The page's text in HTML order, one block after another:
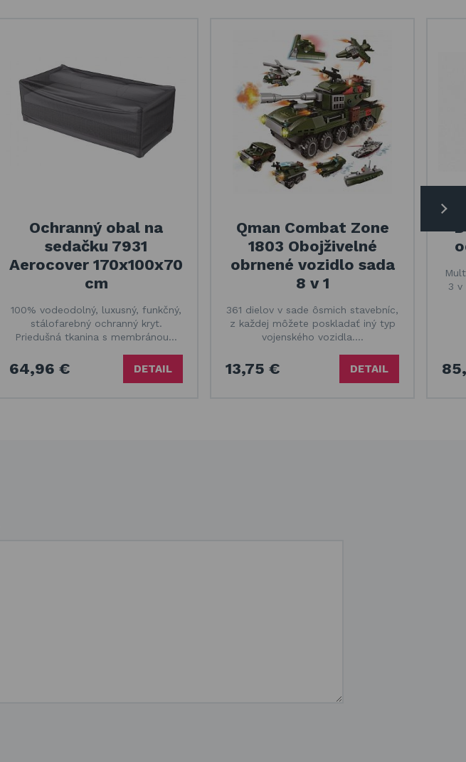
Ochranný obal na
sedačku 7931
Aerocover 170x100x70
cm
100% vodeodolný, luxusný, funkčný,
stálofarebný ochranný kryt.
Priedušná tkanina s membránou…
64,96 € DETAIL
Qman Combat Zone
1803 Obojživelné
obrnené vozidlo sada
8 v 1
361 dielov v sade ôsmich stavebníc,
z každej môžete poskladať iný typ
vojenského vozidla.…
13,75 € DETAIL
3 v